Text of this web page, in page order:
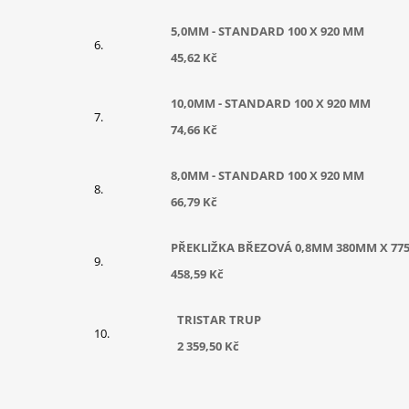
5,0MM - STANDARD 100 X 920 MM
45,62 Kč
10,0MM - STANDARD 100 X 920 MM
74,66 Kč
8,0MM - STANDARD 100 X 920 MM
66,79 Kč
PŘEKLIŽKA BŘEZOVÁ 0,8MM 380MM X
458,59 Kč
TRISTAR TRUP
2 359,50 Kč